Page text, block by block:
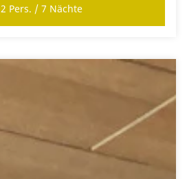
Pers. / 7 Nächte